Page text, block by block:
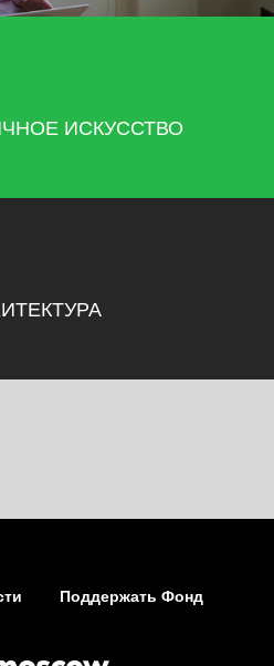
ИСКУССТВО
Поддержать Фонд